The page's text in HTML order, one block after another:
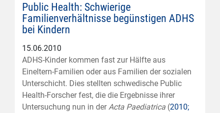
Public Health: Schwierige
Familienverhältnisse begünstigen ADHS
bei Kindern
15.06.2010
ADHS-Kinder kommen fast zur Hälfte aus
Eineltern-Familien oder aus Familien der sozialen
Unterschicht. Dies stellten schwedische Public
Health-Forscher fest, die die Ergebnisse ihrer
Untersuchung nun in der Acta Paediatrica (2010;